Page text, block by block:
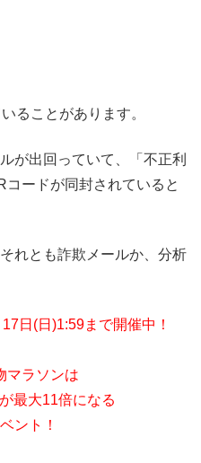
ることがあります。
が出回っていて、「不正利
コードが同封されていると
れとも詐欺メールか、分析
日(日)1:59まで開催中！
マラソンは
最大11倍になる
ント！